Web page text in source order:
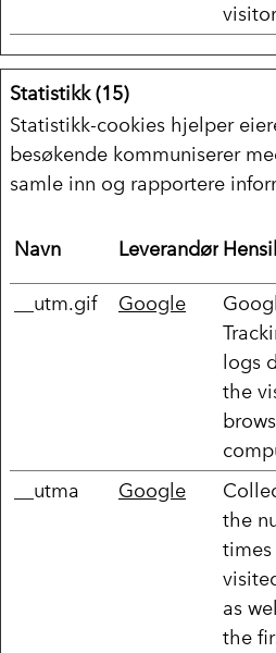
Statistikk (15)
Statistikk-cookies hjelper
besøkende kommuniserer
samle inn og rapportere
Navn Leverandør
__utm.gif
Google
logs
the
__utma Google
the
times
as
the